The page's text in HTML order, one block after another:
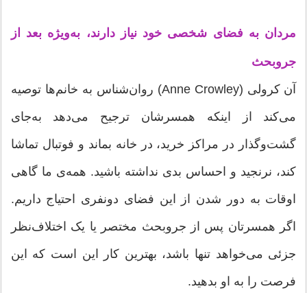
مردان به فضای شخصی خود نیاز دارند، به‌ویژه بعد از
جروبحث
آن کرولی (Anne Crowley) روان‌شناس به خانم‌ها توصیه
می‌کند از اینکه همسرشان ترجیح می‌دهد به‌جای
گشت‌وگذار در مراکز خرید، در خانه بماند و فوتبال تماشا
کند، نرنجید و احساس بدی نداشته باشید. همه‌ی ما گاهی
اوقات به دور شدن از این فضای دونفری احتیاج داریم.
اگر همسرتان پس از جروبحث مختصر یا یک اختلاف‌نظر
جزئی می‌خواهد تنها باشد، بهترین کار این است که این
فرصت را به او بدهید.